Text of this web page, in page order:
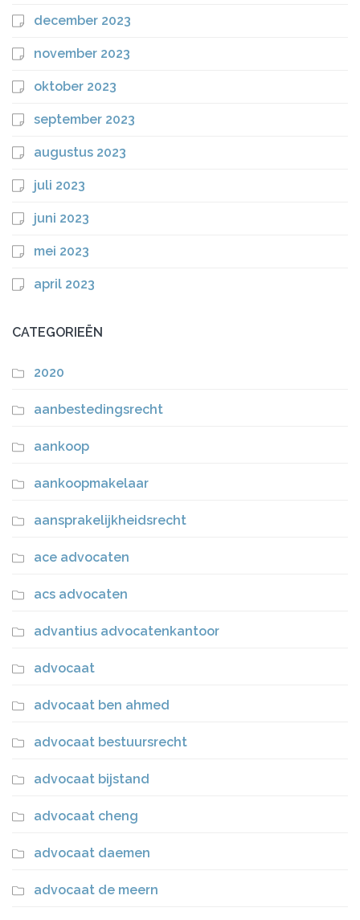
december 2023
november 2023
oktober 2023
september 2023
augustus 2023
juli 2023
juni 2023
mei 2023
april 2023
CATEGORIEËN
2020
aanbestedingsrecht
aankoop
aankoopmakelaar
aansprakelijkheidsrecht
ace advocaten
acs advocaten
advantius advocatenkantoor
advocaat
advocaat ben ahmed
advocaat bestuursrecht
advocaat bijstand
advocaat cheng
advocaat daemen
advocaat de meern